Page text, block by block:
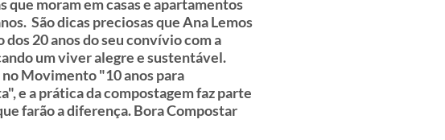
que moram em casas e apartamentos
São dicas preciosas que Ana Lemos
20 anos do seu convívio com a
um viver alegre e sustentável.
no Movimento "10 anos para
e a prática da compostagem faz parte
farão a diferença. Bora Compostar